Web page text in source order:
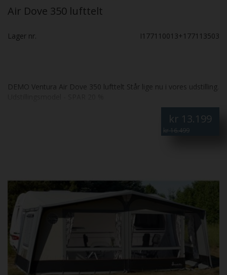
Air Dove 350 lufttelt
Lager nr. I177110013+177113503
DEMO Ventura Air Dove 350 lufttelt Står lige nu i vores udstilling.
kr 13.199
kr 16.499